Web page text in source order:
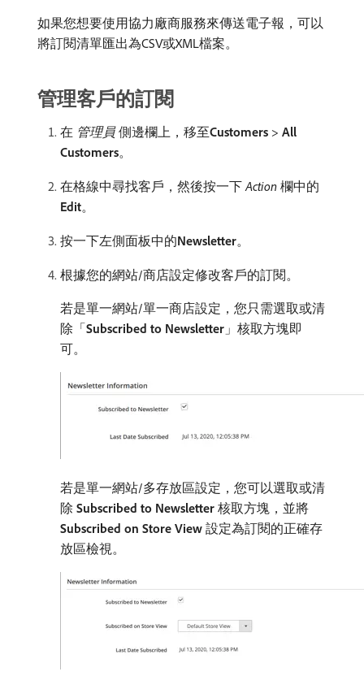
如果您想要使用協力廠商服務來傳送電子報，可以
將訂閱清單匯出為CSV或XML檔案。
管理客戶的訂閱
在​ 管理員​側邊欄上，移至​Customers > All
Customers。
在格線中尋找客戶，然後按一下​Action ​欄中的​
Edit。
按一下左側面板中的​Newsletter。
根據您的網站/商店設定修改客戶的訂閱。
若是單一網站/單一商店設定，您只需選取或清
除「Subscribed to Newsletter 」核取方塊即
可。
若是單一網站/多存放區設定，您可以選取或清
除​ Subscribed to Newsletter ​核取方塊，並將​
Subscribed on Store View ​設定為訂閱的正確存
放區檢視。